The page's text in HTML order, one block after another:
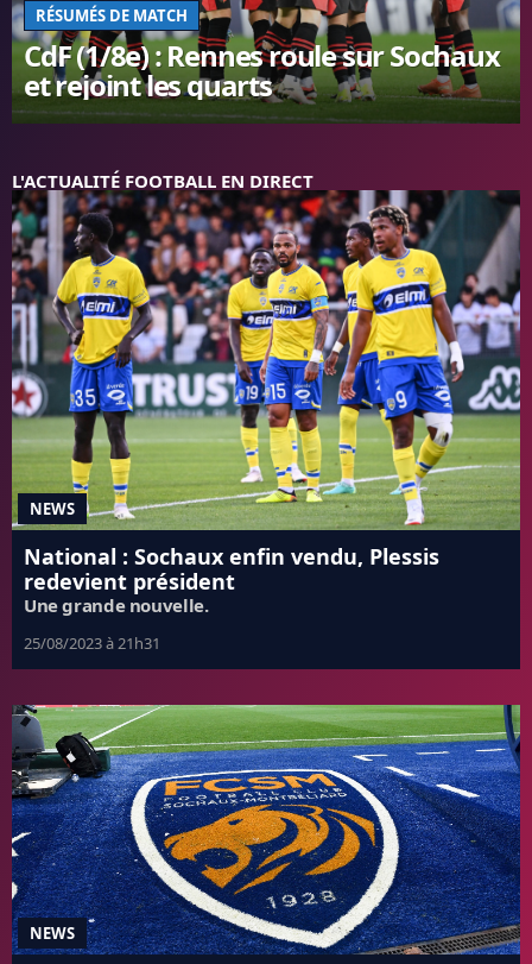
FC BARCELONE
MANCHESTER UNITED
CHELSEA
ARSENAL
L'AVIS DE LA RÉDAC'
RÉSUMÉS DE MATCH
CdF (1/8e) : Rennes roule sur Sochaux
et rejoint les quarts
L'ACTUALITÉ FOOTBALL EN DIRECT
NEWS
National : Sochaux enfin vendu, Plessis
redevient président
Une grande nouvelle.
25/08/2023 à 21h31
NEWS